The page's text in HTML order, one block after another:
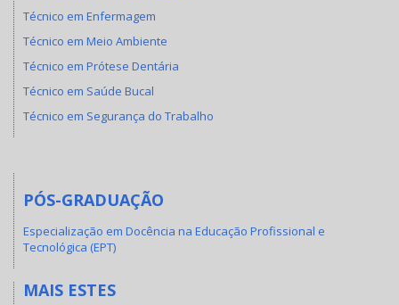
Técnico em Enfermagem
Técnico em Meio Ambiente
Técnico em Prótese Dentária
Técnico em Saúde Bucal
Técnico em Segurança do Trabalho
PÓS-GRADUAÇÃO
Especialização em Docência na Educação Profissional e
Tecnológica (EPT)
MAIS ESTES